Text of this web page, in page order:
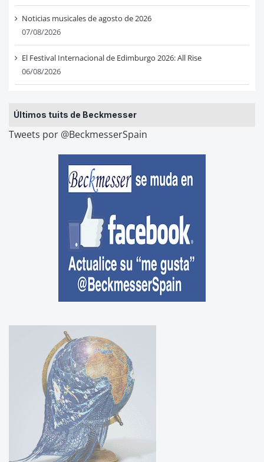
Noticias musicales de agosto de 2026
07/08/2026
El Festival Internacional de Edimburgo 2026: All Rise
06/08/2026
Últimos tuits de Beckmesser
Tweets por @BeckmesserSpain